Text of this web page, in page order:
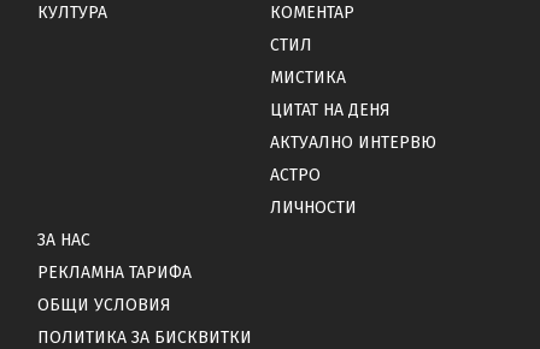
КУЛТУРА
КОМЕНТАР
СТИЛ
МИСТИКА
ЦИТАТ НА ДЕНЯ
АКТУАЛНО ИНТЕРВЮ
АСТРО
ЛИЧНОСТИ
ЗА НАС
РЕКЛАМНА ТАРИФА
ОБЩИ УСЛОВИЯ
ПОЛИТИКА ЗА БИСКВИТКИ